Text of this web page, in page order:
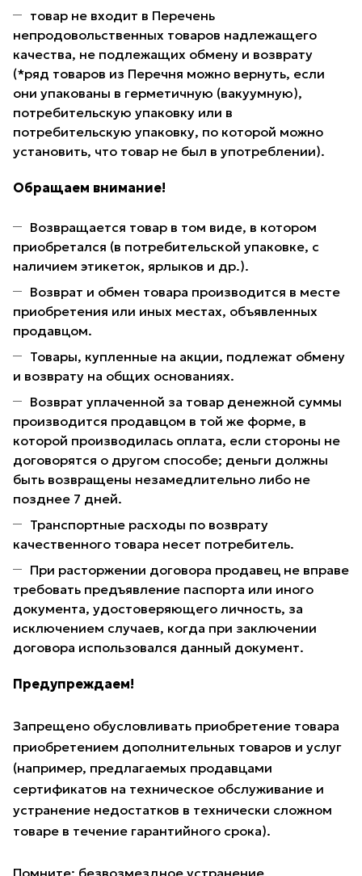
товар не входит в Перечень
непродовольственных товаров надлежащего
качества, не подлежащих обмену и возврату
(*ряд товаров из Перечня можно вернуть, если
они упакованы в герметичную (вакуумную),
потребительскую упаковку или в
потребительскую упаковку, по которой можно
установить, что товар не был в употреблении).
Обращаем внимание!
Возвращается товар в том виде, в котором
приобретался (в потребительской упаковке, с
наличием этикеток, ярлыков и др.).
Возврат и обмен товара производится в месте
приобретения или иных местах, объявленных
продавцом.
Товары, купленные на акции, подлежат обмену
и возврату на общих основаниях.
Возврат уплаченной за товар денежной суммы
производится продавцом в той же форме, в
которой производилась оплата, если стороны не
договорятся о другом способе; деньги должны
быть возвращены незамедлительно либо не
позднее 7 дней.
Транспортные расходы по возврату
качественного товара несет потребитель.
При расторжении договора продавец не вправе
требовать предъявление паспорта или иного
документа, удостоверяющего личность, за
исключением случаев, когда при заключении
договора использовался данный документ.
Предупреждаем!
Запрещено обусловливать приобретение товара
приобретением дополнительных товаров и услуг
(например, предлагаемых продавцами
сертификатов на техническое обслуживание и
устранение недостатков в технически сложном
товаре в течение гарантийного срока).